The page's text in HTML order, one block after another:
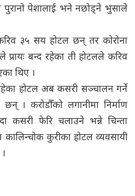
पेशालाई भने नछोड्ने भुसाले
३५ सय होटल छन् तर कोरोना
प्रायः बन्द रहेका ती होटलले करिव
थिए ।
होटल अब कसरी सञ्चालन गर्ने
छन् । करोडौँको लगानीमा निर्माण
कसरी फेरि चलाउने भन्ने चिन्ता
कुरीका होटल व्यवसायी